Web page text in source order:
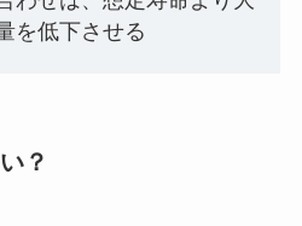
を低下させる
？